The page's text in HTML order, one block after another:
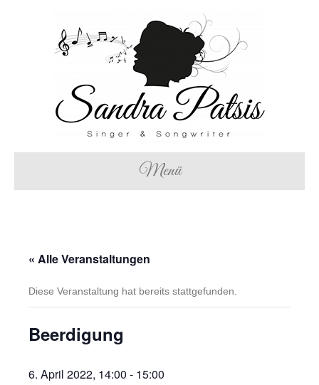
Menü
« Alle Veranstaltungen
Diese Veranstaltung hat bereits stattgefunden.
Beerdigung
6. April 2022, 14:00 - 15:00